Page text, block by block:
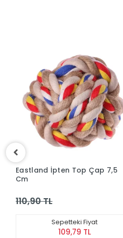
Eastland Stres İpi 32 Cm
108,90 TL
Sepetteki Fiyat
107,81 TL